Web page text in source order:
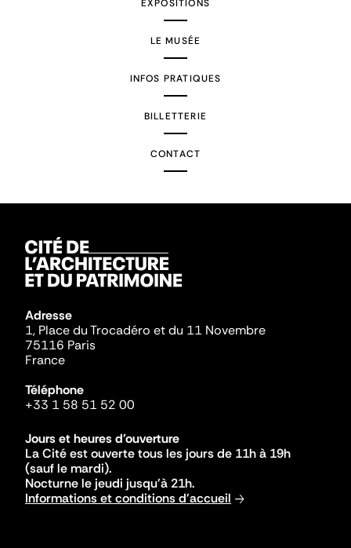
EXPOSITIONS
LE MUSÉE
INFOS PRATIQUES
BILLETTERIE
CONTACT
Adresse
1, Place du Trocadéro et du 11 Novembre
75116 Paris
France
Téléphone
+33 1 58 51 52 00
Jours et heures d'ouverture
La Cité est ouverte tous les jours de 11h à 19h
(sauf le mardi).
Nocturne le jeudi jusqu'à 21h.
Informations et conditions d'accueil